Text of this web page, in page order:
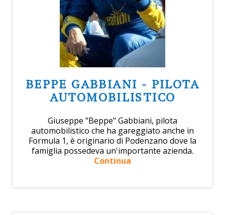
BEPPE GABBIANI - PILOTA
AUTOMOBILISTICO
Giuseppe "Beppe" Gabbiani, pilota
automobilistico che ha gareggiato anche in
Formula 1, è originario di Podenzano dove la
famiglia possedeva un'importante azienda.
Continua